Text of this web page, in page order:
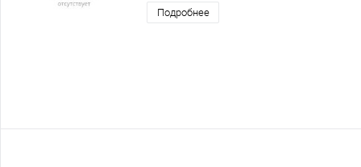
Подробнее